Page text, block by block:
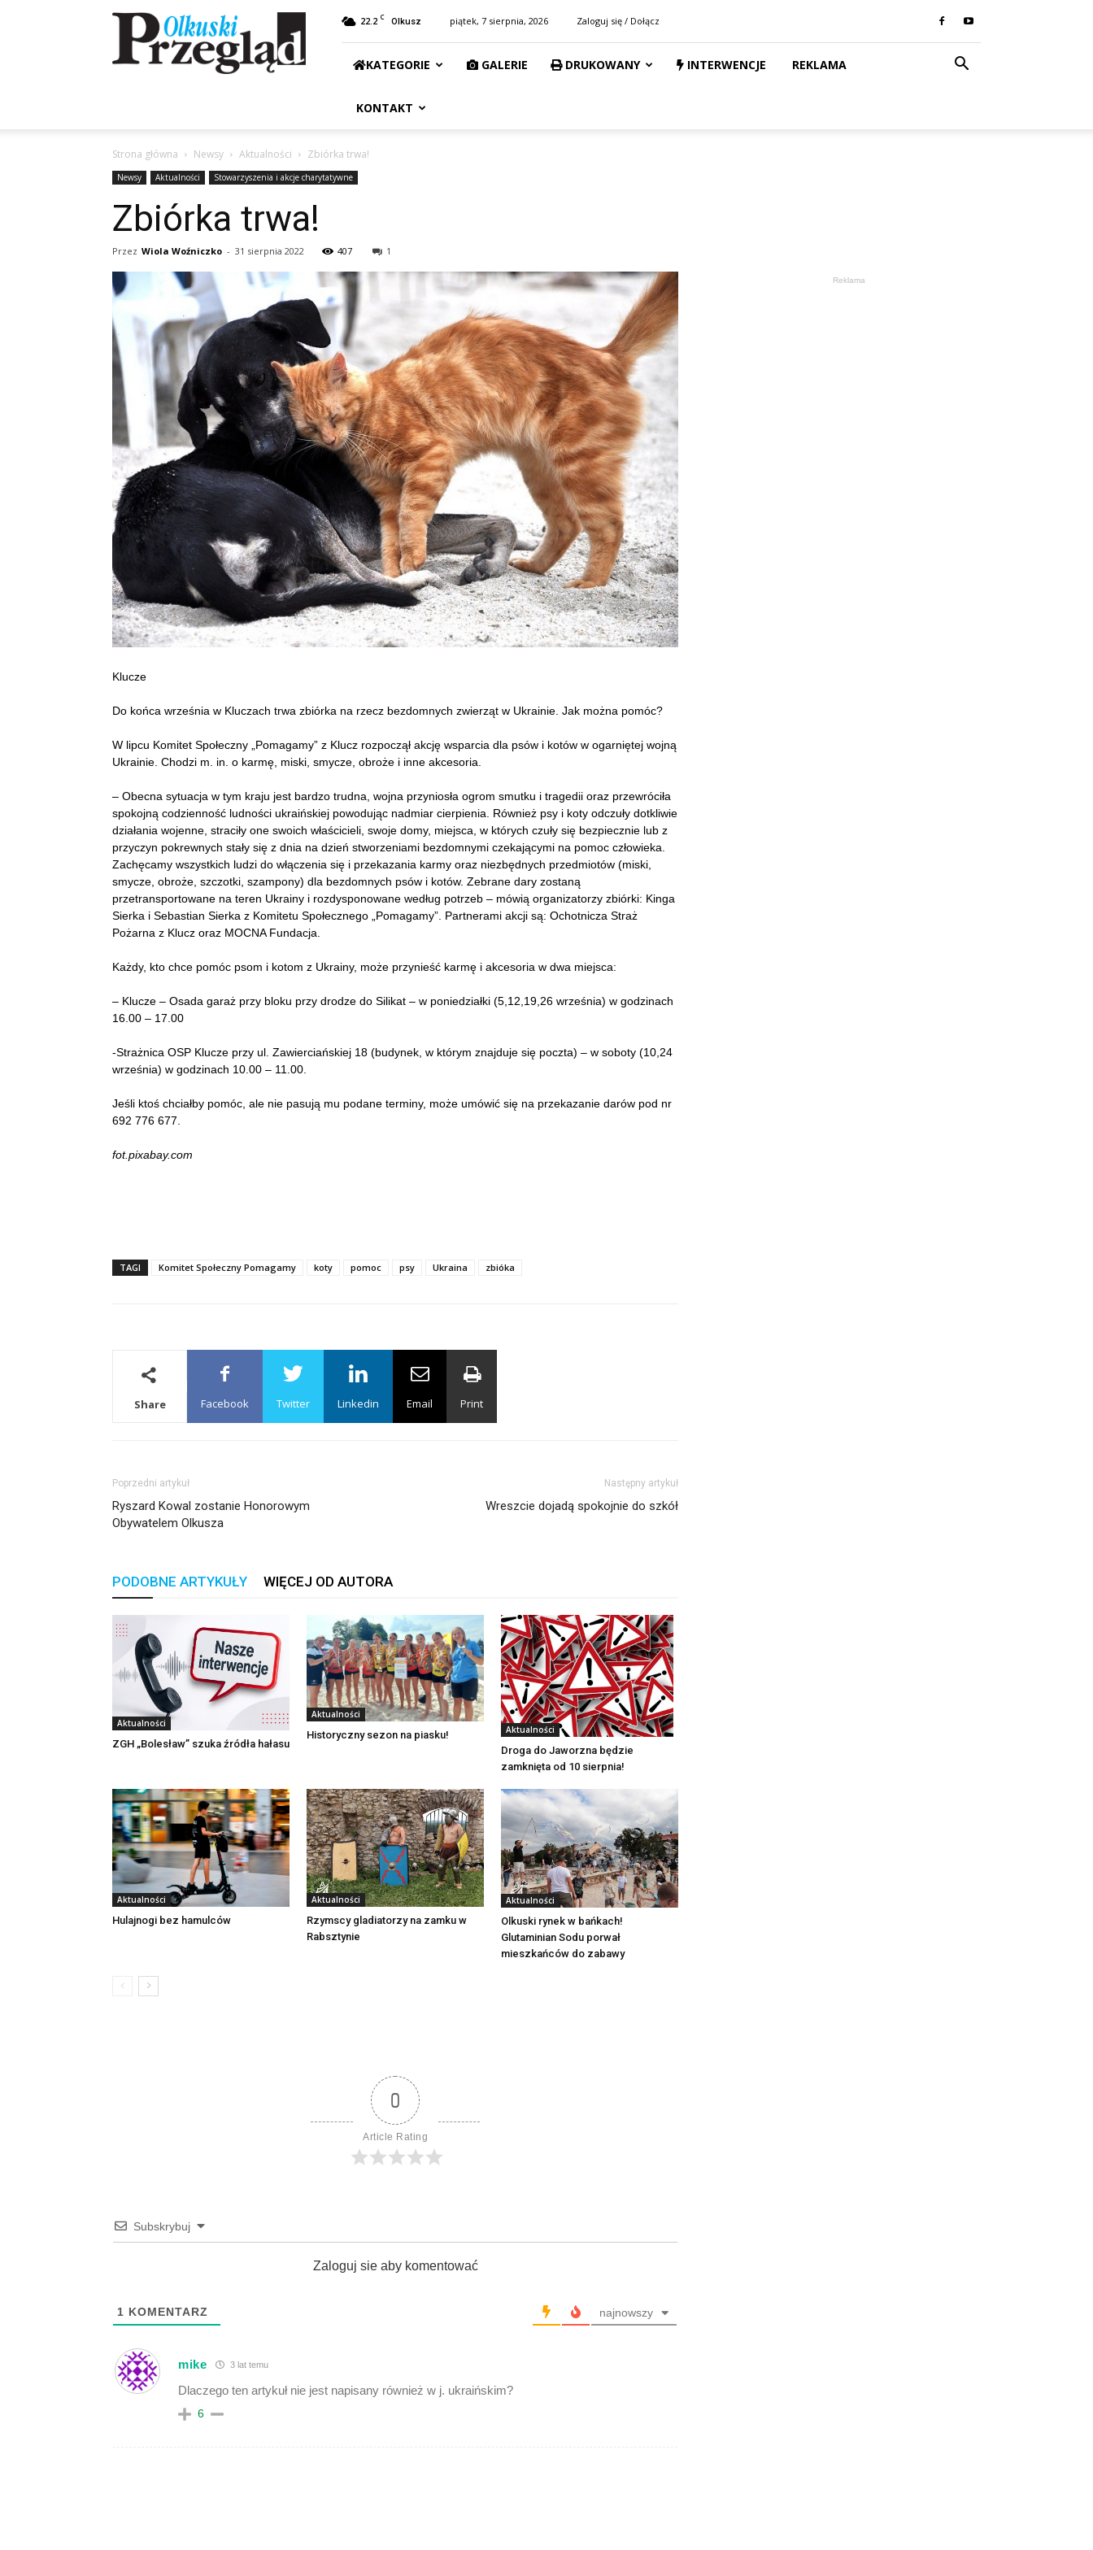
Przegląd
Olkuski
22.2 C Olkusz piątek, 7 sierpnia, 2026 Zaloguj się / Dołącz
KATEGORIE GALERIE DRUKOWANY INTERWENCJE REKLAMA
KONTAKT
Strona główna Newsy Aktualności Zbiórka trwa!
Newsy Aktualności Stowarzyszenia i akcje charytatywne
Zbiórka trwa!
Przez Wiola Woźniczko - 31 sierpnia 2022 407 1
Klucze
Do końca września w Kluczach trwa zbiórka na rzecz bezdomnych zwierząt w Ukrainie. Jak można pomóc?
W lipcu Komitet Społeczny „Pomagamy” z Klucz rozpoczął akcję wsparcia dla psów i kotów w ogarniętej wojną
Ukrainie. Chodzi m. in. o karmę, miski, smycze, obroże i inne akcesoria.
– Obecna sytuacja w tym kraju jest bardzo trudna, wojna przyniosła ogrom smutku i tragedii oraz przewróciła
spokojną codzienność ludności ukraińskiej powodując nadmiar cierpienia. Również psy i koty odczuły dotkliwie
działania wojenne, straciły one swoich właścicieli, swoje domy, miejsca, w których czuły się bezpiecznie lub z
przyczyn pokrewnych stały się z dnia na dzień stworzeniami bezdomnymi czekającymi na pomoc człowieka.
Zachęcamy wszystkich ludzi do włączenia się i przekazania karmy oraz niezbędnych przedmiotów (miski,
smycze, obroże, szczotki, szampony) dla bezdomnych psów i kotów. Zebrane dary zostaną
przetransportowane na teren Ukrainy i rozdysponowane według potrzeb – mówią organizatorzy zbiórki: Kinga
Sierka i Sebastian Sierka z Komitetu Społecznego „Pomagamy”. Partnerami akcji są: Ochotnicza Straż
Pożarna z Klucz oraz MOCNA Fundacja.
Każdy, kto chce pomóc psom i kotom z Ukrainy, może przynieść karmę i akcesoria w dwa miejsca:
– Klucze – Osada garaż przy bloku przy drodze do Silikat – w poniedziałki (5,12,19,26 września) w godzinach
16.00 – 17.00
-Strażnica OSP Klucze przy ul. Zawierciańskiej 18 (budynek, w którym znajduje się poczta) – w soboty (10,24
września) w godzinach 10.00 – 11.00.
Jeśli ktoś chciałby pomóc, ale nie pasują mu podane terminy, może umówić się na przekazanie darów pod nr
692 776 677.
fot.pixabay.com
TAGI Komitet Społeczny Pomagamy koty pomoc psy Ukraina zbióka
Share Facebook Twitter Linkedin Email Print
Poprzedni artykuł
Ryszard Kowal zostanie Honorowym
Obywatelem Olkusza
Następny artykuł
Wreszcie dojadą spokojnie do szkół
PODOBNE ARTYKUŁY WIĘCEJ OD AUTORA
Aktualności
ZGH „Bolesław” szuka źródła hałasu
Aktualności
Historyczny sezon na piasku! Aktualności
Droga do Jaworzna będzie
zamknięta od 10 sierpnia!
Aktualności
Hulajnogi bez hamulców
Aktualności
Rzymscy gladiatorzy na zamku w
Rabsztynie
Aktualności
Olkuski rynek w bańkach!
Glutaminian Sodu porwał
mieszkańców do zabawy
0
Article Rating
Subskrybuj
Zaloguj sie aby komentować
1 KOMENTARZ najnowszy
mike 3 lat temu
Dlaczego ten artykuł nie jest napisany również w j. ukraińskim?
6
Reklama